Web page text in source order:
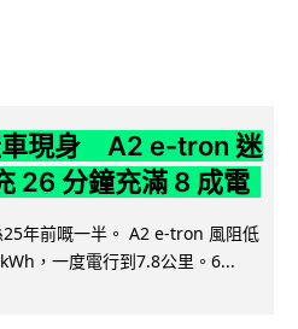
車現身 A2 e-tron 迷
26 分鐘充滿 8 成電
年前嘅一半。 A2 e-tron 風阻低
，一度電行到7.8公里。6...